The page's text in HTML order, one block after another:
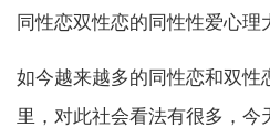
同性恋双性恋的同性性爱心理
如今越来越多的同性恋和双性
里，对此社会看法有很多，今